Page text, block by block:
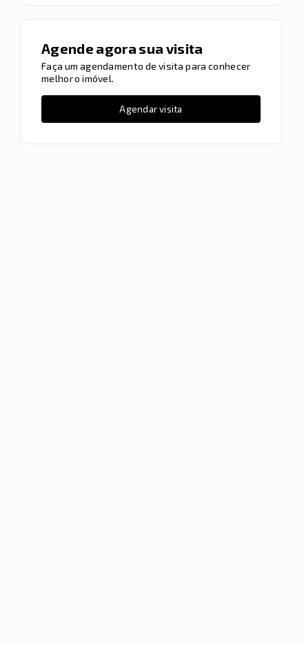
Agende agora sua visita
Faça um agendamento de visita para conhecer
melhor o imóvel.
Agendar visita